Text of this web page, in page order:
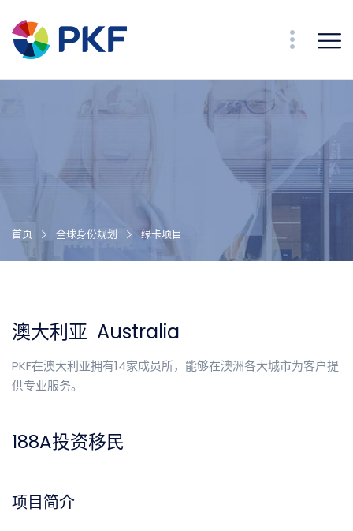
首页 全球身份规划 绿卡项目
澳大利亚 Australia
PKF在澳大利亚拥有14家成员所，能够在澳洲各大城市为客户提
供专业服务。
188A投资移民
项目简介